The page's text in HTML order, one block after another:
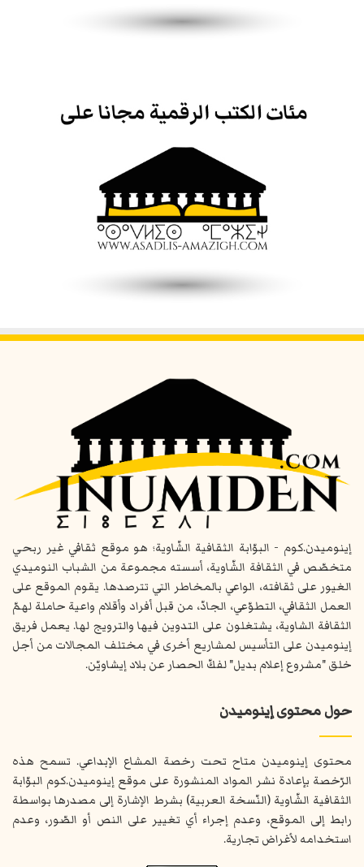
إينوميدن.كوم - البوّابة الثقافية الشّاوية؛ هو موقع ثقافي غير ربحي
متخصّص في الثقافة الشّاوية، أسسته مجموعة من الشباب النوميدي
الغيور على ثقافته، الواعي بالمخاطر التي تترصدها. يقوم الموقع على
العمل الثقافي، التطوّعي، الجادّ، من قبل أفراد وأقلام واعية حاملة لهمّ
الثقافة الشاوية، يشتغلون على التدوين فيها والترويج لها. يعمل فريق
إينوميدن على التأسيس لمشاريع أخرى في مختلف المجالات من أجل
خلق "مشروع إعلام بديل" لفكّ الحصار عن بلاد إيشاويّن.
حول محتوى إينوميدن
محتوى إينوميدن متاح تحت رخصة المشاع الإبداعي. تسمح هذه
الرّخصة بإعادة نشر المواد المنشورة على موقع إينوميدن.كوم البوّابة
الثقافية الشّاوية (النّسخة العربية) بشرط الإشارة إلى مصدرها بواسطة
رابط إلى الموقع، وعدم إجراء أي تغيير على النص أو الصّور، وعدم
استخدامه لأغراض تجارية.